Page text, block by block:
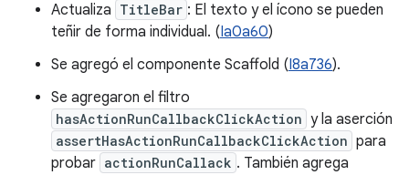
Actualiza TitleBar : El texto y el ícono se pueden
teñir de forma individual. (Ia0a60)
Se agregó el componente Scaffold (I8a736).
Se agregaron el filtro
hasActionRunCallbackClickAction y la aserción
assertHasActionRunCallbackClickAction para
probar actionRunCallack . También agrega